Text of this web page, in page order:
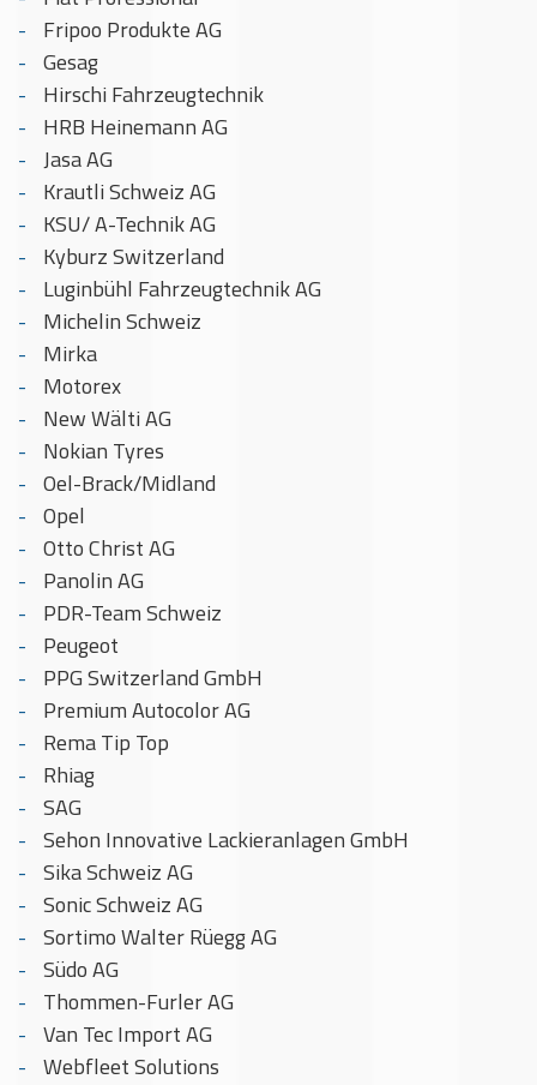
Fripoo Produkte AG
Gesag
Hirschi Fahrzeugtechnik
HRB Heinemann AG
Jasa AG
Krautli Schweiz AG
KSU/ A-Technik AG
Kyburz Switzerland
Luginbühl Fahrzeugtechnik AG
Michelin Schweiz
Mirka
Motorex
New Wälti AG
Nokian Tyres
Oel-Brack/Midland
Opel
Otto Christ AG
Panolin AG
PDR-Team Schweiz
Peugeot
PPG Switzerland GmbH
Premium Autocolor AG
Rema Tip Top
Rhiag
SAG
Sehon Innovative Lackieranlagen GmbH
Sika Schweiz AG
Sonic Schweiz AG
Sortimo Walter Rüegg AG
Südo AG
Thommen-Furler AG
Van Tec Import AG
Webfleet Solutions